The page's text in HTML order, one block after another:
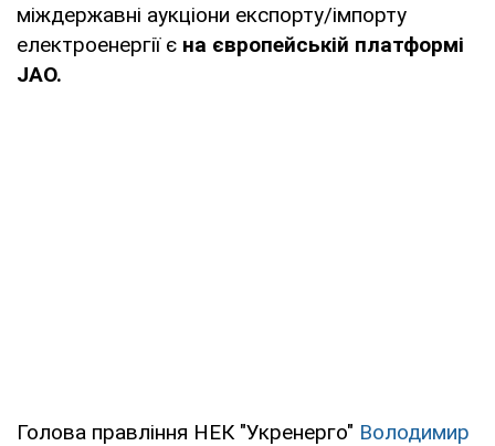
міждержавні аукціони експорту/імпорту
електроенергії є на європейській платформі
JAO.
Голова правління НЕК "Укренерго" Володимир